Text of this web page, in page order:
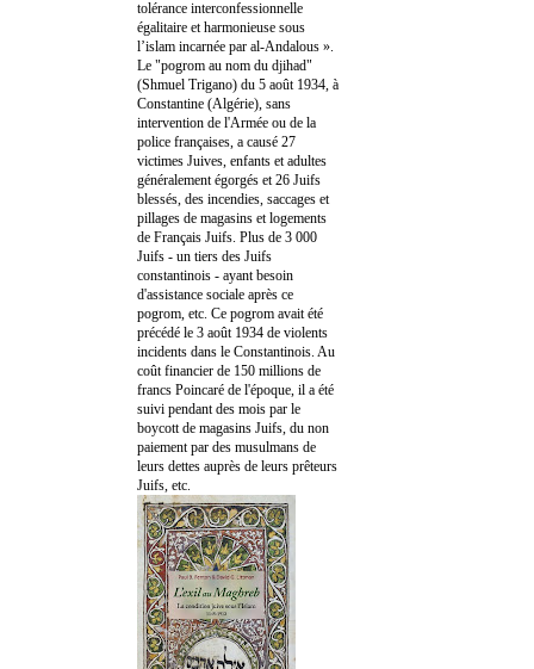
tolérance interconfessionnelle
égalitaire et harmonieuse sous
l’islam incarnée par al-Andalous ».
Le "pogrom au nom du djihad"
(Shmuel Trigano) du 5 août 1934, à
Constantine (Algérie), sans
intervention de l'Armée ou de la
police françaises, a causé 27
victimes Juives, enfants et adultes
généralement égorgés et 26 Juifs
blessés, des incendies, saccages et
pillages de magasins et logements
de Français Juifs. Plus de 3 000
Juifs - un tiers des Juifs
constantinois - ayant besoin
d'assistance sociale après ce
pogrom, etc. Ce pogrom avait été
précédé le 3 août 1934 de violents
incidents dans le Constantinois. Au
coût financier de 150 millions de
francs Poincaré de l'époque, il a été
suivi pendant des mois par le
boycott de magasins Juifs, du non
paiement par des musulmans de
leurs dettes auprès de leurs prêteurs
Juifs, etc.